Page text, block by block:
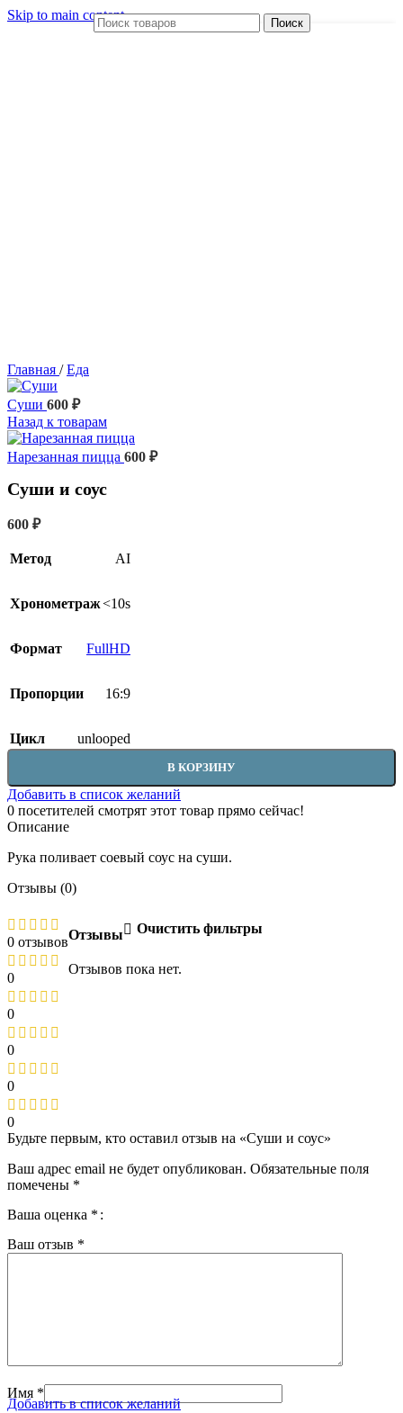
Skip to main content
Поиск
Главная / Еда
Суши 600 ₽
Назад к товарам
Нарезанная пицца 600 ₽
Суши и соус
600 ₽
Метод AI
Хронометраж<10s
Формат FullHD
Пропорции 16:9
Цикл unlooped
В КОРЗИНУ
Добавить в список желаний
0 посетителей смотрят этот товар прямо сейчас!
Описание
Рука поливает соевый соус на суши.
Отзывы (0)
0 отзывов
0
0
0
0
0
Отзывы Очистить фильтры
Отзывов пока нет.
Будьте первым, кто оставил отзыв на «Суши и соус»
Ваш адрес email не будет опубликован. Обязательные поля
помечены *
Ваша оценка *
Ваш отзыв *
Имя *
Добавить в список желаний